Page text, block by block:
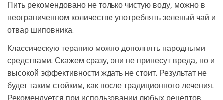
Пить рекомендовано не только чистую воду, можно в
неограниченном количестве употреблять зеленый чай и
отвар шиповника.
Классическую терапию можно дополнять народными
средствами. Скажем сразу, они не принесут вреда, но и
высокой эффективности ждать не стоит. Результат не
будет таким стойким, как после традиционного лечения.
Рекомендуется при использовании любых рецептов